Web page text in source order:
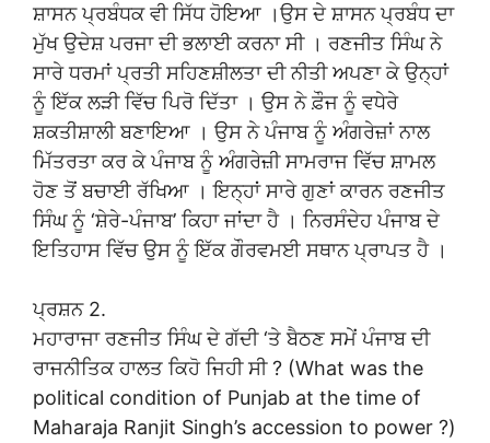
ਸ਼ਾਸਨ ਪ੍ਰਬੰਧਕ ਵੀ ਸਿੱਧ ਹੋਇਆ ।ਉਸ ਦੇ ਸ਼ਾਸਨ ਪ੍ਰਬੰਧ ਦਾ
ਮੁੱਖ ਉਦੇਸ਼ ਪਰਜਾ ਦੀ ਭਲਾਈ ਕਰਨਾ ਸੀ । ਰਣਜੀਤ ਸਿੰਘ ਨੇ
ਸਾਰੇ ਧਰਮਾਂ ਪ੍ਰਤੀ ਸਹਿਣਸ਼ੀਲਤਾ ਦੀ ਨੀਤੀ ਅਪਣਾ ਕੇ ਉਨ੍ਹਾਂ
ਨੂੰ ਇੱਕ ਲੜੀ ਵਿੱਚ ਪਿਰੋ ਦਿੱਤਾ । ਉਸ ਨੇ ਫ਼ੌਜ ਨੂੰ ਵਧੇਰੇ
ਸ਼ਕਤੀਸ਼ਾਲੀ ਬਣਾਇਆ । ਉਸ ਨੇ ਪੰਜਾਬ ਨੂੰ ਅੰਗਰੇਜ਼ਾਂ ਨਾਲ
ਮਿੱਤਰਤਾ ਕਰ ਕੇ ਪੰਜਾਬ ਨੂੰ ਅੰਗਰੇਜ਼ੀ ਸਾਮਰਾਜ ਵਿੱਚ ਸ਼ਾਮਲ
ਹੋਣ ਤੋਂ ਬਚਾਈ ਰੱਖਿਆ । ਇਨ੍ਹਾਂ ਸਾਰੇ ਗੁਣਾਂ ਕਾਰਨ ਰਣਜੀਤ
ਸਿੰਘ ਨੂੰ ‘ਸ਼ੇਰੇ-ਪੰਜਾਬ’ ਕਿਹਾ ਜਾਂਦਾ ਹੈ । ਨਿਰਸੰਦੇਹ ਪੰਜਾਬ ਦੇ
ਇਤਿਹਾਸ ਵਿੱਚ ਉਸ ਨੂੰ ਇੱਕ ਗੌਰਵਮਈ ਸਥਾਨ ਪ੍ਰਾਪਤ ਹੈ ।
ਪ੍ਰਸ਼ਨ 2.
ਮਹਾਰਾਜਾ ਰਣਜੀਤ ਸਿੰਘ ਦੇ ਗੱਦੀ ‘ਤੇ ਬੈਠਣ ਸਮੇਂ ਪੰਜਾਬ ਦੀ
ਰਾਜਨੀਤਿਕ ਹਾਲਤ ਕਿਹੋ ਜਿਹੀ ਸੀ ? (What was the
political condition of Punjab at the time of
Maharaja Ranjit Singh’s accession to power ?)